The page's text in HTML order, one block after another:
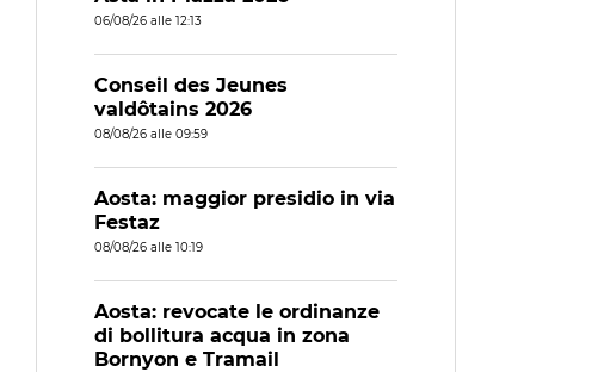
06/08/26 alle 12:13
Conseil des Jeunes
valdôtains 2026
08/08/26 alle 09:59
Aosta: maggior presidio in via
Festaz
08/08/26 alle 10:19
Aosta: revocate le ordinanze
di bollitura acqua in zona
Bornyon e Tramail